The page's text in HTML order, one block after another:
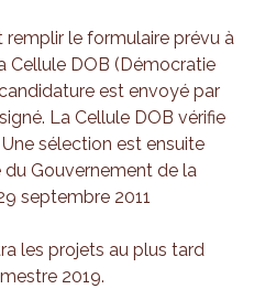
le formulaire prévu à
Cellule DOB (Démocratie
est envoyé par
La Cellule DOB vérifie
sélection est ensuite
du Gouvernement de la
septembre 2011
les projets au plus tard
2019.